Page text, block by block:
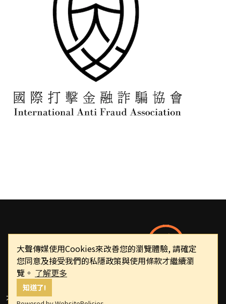
大聲傳媒使用Cookies來改善您的瀏覽體驗, 請確定
您同意及接受我們的私隱政策與使用條款才繼續瀏
覽。 了解更多
知道了!
大聲傳媒